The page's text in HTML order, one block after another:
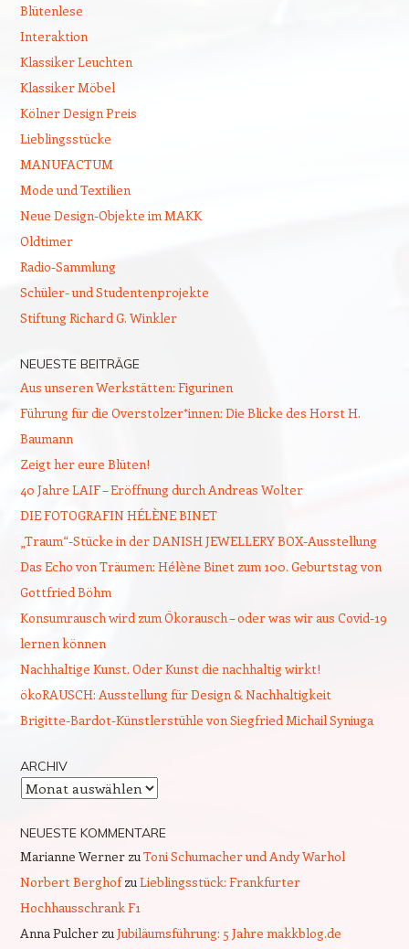
Blütenlese
Interaktion
Klassiker Leuchten
Klassiker Möbel
Kölner Design Preis
Lieblingsstücke
MANUFACTUM
Mode und Textilien
Neue Design-Objekte im MAKK
Oldtimer
Radio-Sammlung
Schüler- und Studentenprojekte
Stiftung Richard G. Winkler
NEUESTE BEITRÄGE
Aus unseren Werkstätten: Figurinen
Führung für die Overstolzer*innen: Die Blicke des Horst H.
Baumann
Zeigt her eure Blüten!
40 Jahre LAIF – Eröffnung durch Andreas Wolter
DIE FOTOGRAFIN HÉLÈNE BINET
„Traum“-Stücke in der DANISH JEWELLERY BOX-Ausstellung
Das Echo von Träumen: Hélène Binet zum 100. Geburtstag von
Gottfried Böhm
Konsumrausch wird zum Ökorausch – oder was wir aus Covid-19
lernen können
Nachhaltige Kunst. Oder Kunst die nachhaltig wirkt!
ökoRAUSCH: Ausstellung für Design & Nachhaltigkeit
Brigitte-Bardot-Künstlerstühle von Siegfried Michail Syniuga
ARCHIV
Archiv
NEUESTE KOMMENTARE
Marianne Wernerzu Toni Schumacher und Andy Warhol
Norbert Berghofzu Lieblingsstück: Frankfurter
Hochhausschrank F1
Anna Pulcherzu Jubiläumsführung: 5 Jahre makkblog.de